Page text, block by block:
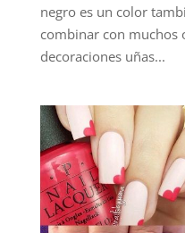
negro es un color
combinar con muchos
decoraciones uñas...